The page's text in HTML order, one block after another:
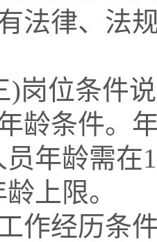
法律、法
)岗位条件
龄条件。
员年龄需在
上限。
作经历条